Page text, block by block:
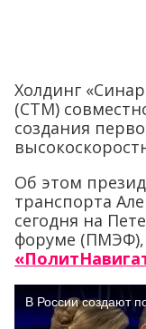
Холдинг
(СТМ)
создания
Об этом
транспорта
сегодня на
форуме (ПМЭФ),